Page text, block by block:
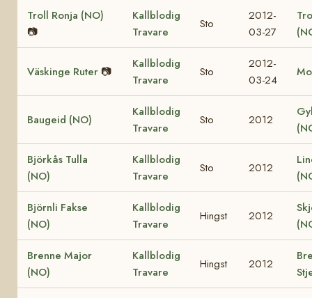
Troll Ronja (NO)
📷
Kallblodig
Travare
Sto
2012-
03-27
Väskinge Ruter 📷
Kallblodig
Travare
Sto
2012-
03-24
Baugeid (NO)
Kallblodig
Travare
Sto 2012
Björkås Tulla
(NO)
Kallblodig
Travare
Sto 2012
Björnli Fakse
(NO)
Kallblodig
Travare
Hingst 2012
Brenne Major
(NO)
Kallblodig
Travare
Hingst 2012